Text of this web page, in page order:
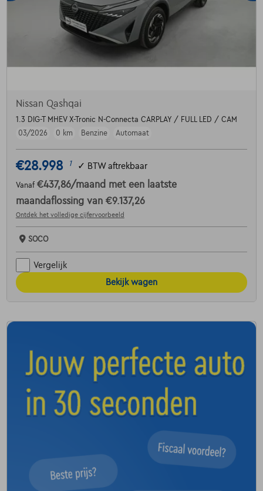
Nissan Qashqai
1.3 DIG-T MHEV X-Tronic N-Connecta CARPLAY / FULL LED / CAM
03/2026
0 km Benzine Automaat
€28.998 1 ✓ BTW aftrekbaar
Vanaf €437,86/maand met een laatste
maandaflossing van €9.137,26
Ontdek het volledige cijfervoorbeeld
SOCO
Vergelijk
Bekijk wagen